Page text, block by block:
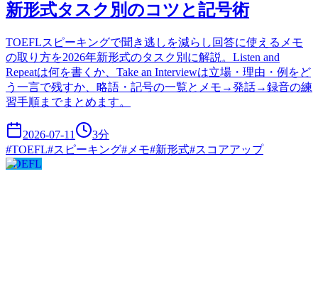
新形式タスク別のコツと記号術
TOEFLスピーキングで聞き逃しを減らし回答に使えるメモ
の取り方を2026年新形式のタスク別に解説。Listen and
Repeatは何を書くか、Take an Interviewは立場・理由・例をど
う一言で残すか、略語・記号の一覧とメモ→発話→録音の練
習手順までまとめます。
2026-07-11 3分
#TOEFL#スピーキング# メモ#新形式#スコアアップ
TOEFL